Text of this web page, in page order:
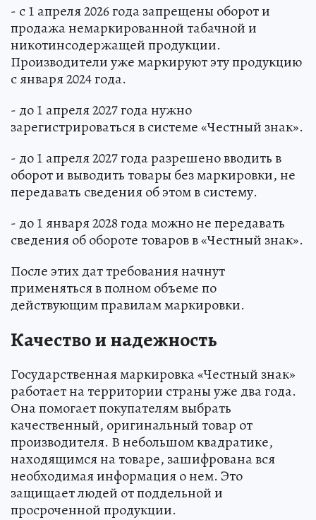
- с 1 апреля 2026 года запрещены оборот и
продажа немаркированной табачной и
никотинсодержащей продукции.
Производители уже маркируют эту продукцию
с января 2024 года.
- до 1 апреля 2027 года нужно
зарегистрироваться в системе «Честный знак».
- до 1 апреля 2027 года разрешено вводить в
оборот и выводить товары без маркировки, не
передавать сведения об этом в систему.
- до 1 января 2028 года можно не передавать
сведения об обороте товаров в «Честный знак».
После этих дат требования начнут
применяться в полном объеме по
действующим правилам маркировки.
Качество и надежность
Государственная маркировка «Честный знак»
работает на территории страны уже два года.
Она помогает покупателям выбрать
качественный, оригинальный товар от
производителя. В небольшом квадратике,
находящимся на товаре, зашифрована вся
необходимая информация о нем. Это
защищает людей от поддельной и
просроченной продукции.